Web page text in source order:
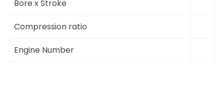
Bore x Stroke
Compression ratio
Engine Number